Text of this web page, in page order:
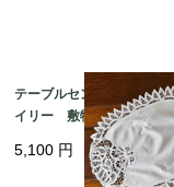
テーブルセンター ド
イリー 敷物 レース
リネン オーバル型 12
clec3
5,100 円